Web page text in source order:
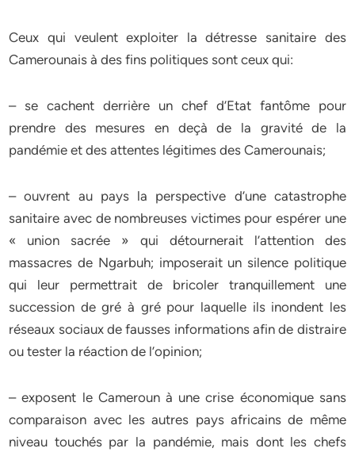
Ceux qui veulent exploiter la détresse sanitaire des
Camerounais à des fins politiques sont ceux qui:
– se cachent derrière un chef d’Etat fantôme pour
prendre des mesures en deçà de la gravité de la
pandémie et des attentes légitimes des Camerounais;
– ouvrent au pays la perspective d’une catastrophe
sanitaire avec de nombreuses victimes pour espérer une
« union sacrée » qui détournerait l’attention des
massacres de Ngarbuh; imposerait un silence politique
qui leur permettrait de bricoler tranquillement une
succession de gré à gré pour laquelle ils inondent les
réseaux sociaux de fausses informations afin de distraire
ou tester la réaction de l’opinion;
– exposent le Cameroun à une crise économique sans
comparaison avec les autres pays africains de même
niveau touchés par la pandémie, mais dont les chefs